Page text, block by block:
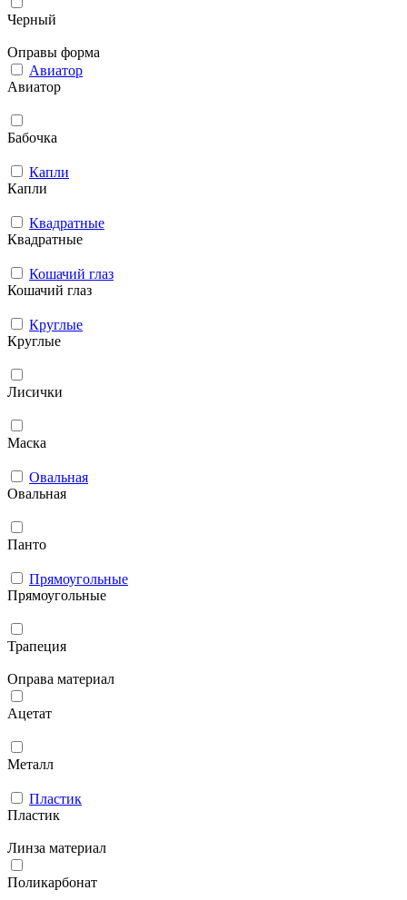
Черный
Оправы форма
Авиатор
Авиатор
Бабочка
Капли
Капли
Квадратные
Квадратные
Кошачий глаз
Кошачий глаз
Круглые
Круглые
Лисички
Маска
Овальная
Овальная
Панто
Прямоугольные
Прямоугольные
Трапеция
Оправа материал
Ацетат
Металл
Пластик
Пластик
Линза материал
Поликарбонат